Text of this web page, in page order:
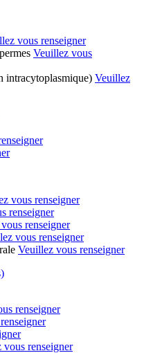
vous renseigner
Veuillez vous
intracytoplasmique) Veuillez
vous renseigner
renseigner
renseigner
vous renseigner
Veuillez vous renseigner
renseigner
vous renseigner